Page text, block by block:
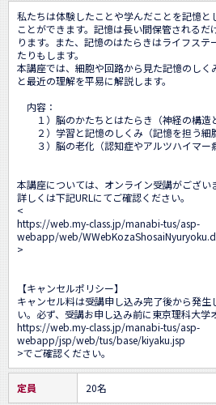
私たちは体験したことや学んだことを記憶と
ことができます。記憶は長い間保管されるだ
ります。また、記憶のはたらきはライフステ
たりもします。
本講座では、細胞や回路から見た記憶のしく
と最近の理解を平易に解説します。
内容：
１）脳のかたちとはたらき（神経の構造
２）学習と記憶のしくみ（記憶を担う細
３）脳の老化（認知症やアルツハイマー
本講座については、オンライン受講がござい
詳しくは下記URLにてご確認ください。
<
https://web.my-class.jp/manabi-tus/asp-
webapp/web/
>
【キャンセルポリシー】
キャンセル料は受講申し込み完了後から発生
い。必ず、受講お申し込み前に東京理科大学
https://web.my-class.jp/manabi-tus/asp-
webapp/jsp/web/tus/base/kiyaku.jsp
>でご確認ください。
定員 20名